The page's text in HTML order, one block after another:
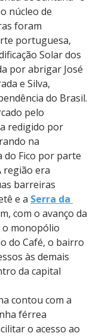
núcleo de
foram
portuguesa,
Solar dos
por abrigar José
e Silva,
do Brasil.
pelo
redigido por
na
do Fico por parte
região era
barreiras
e a Serra da
com o avanço da
o monopólio
do Café, o bairro
às demais
da capital
contou com a
férrea
o acesso ao